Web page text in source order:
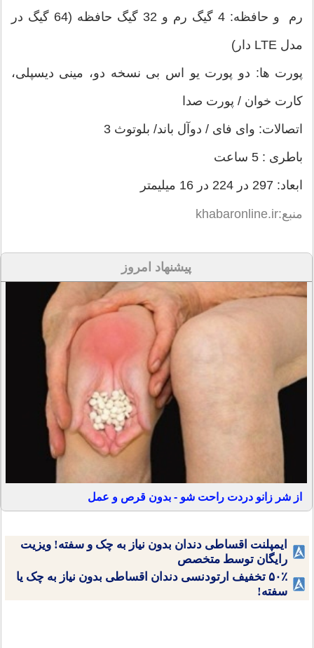
رم و حافظه: 4 گیگ رم و 32 گیگ حافظه (64 گیگ در
مدل LTE دار)
پورت ها: دو پورت یو اس بی نسخه دو، مینی دیسپلی،
کارت خوان / پورت صدا
اتصالات: وای فای / دوآل باند/ بلوتوث 3
باطری : 5 ساعت
ابعاد: 297 در 224 در 16 میلیمتر
منبع:khabaronline.ir
پیشنهاد امروز
از شر زانو دردت راحت شو - بدون قرص و عمل
ایمپلنت اقساطی دندان بدون نیاز به چک و سفته! ویزیت
رایگان توسط متخصص
۵۰٪ تخفیف ارتودنسی دندان اقساطی بدون نیاز به چک یا
سفته!